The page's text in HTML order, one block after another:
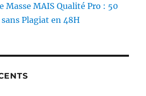
Masse MAIS Qualité Pro : 50
sans Plagiat en 48H